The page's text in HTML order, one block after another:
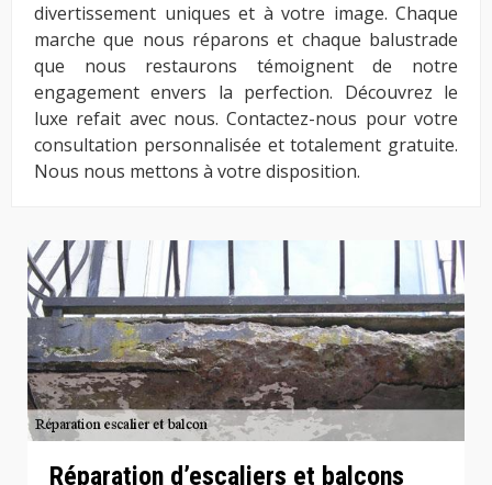
divertissement uniques et à votre image. Chaque
marche que nous réparons et chaque balustrade
que nous restaurons témoignent de notre
engagement envers la perfection. Découvrez le
luxe refait avec nous. Contactez-nous pour votre
consultation personnalisée et totalement gratuite.
Nous nous mettons à votre disposition.
Réparation d’escaliers et balcons